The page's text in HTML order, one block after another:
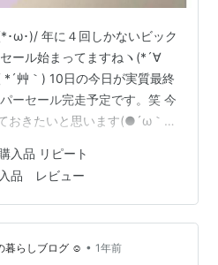
･ω･)/ 年に４回しかないビック
ール始まってますねヽ(*´∀
*´艸｀) 10日の今日が実質最終
ーセール完走予定です。笑 今
おきたいと思います(●´ω｀
on.hatenablog.com poteto-
ーパーセール購入品 ❶VTマス
❹洗濯洗剤 ❹消臭抗菌ビーズ
用…
入品 リピート
品 レビュー
暮らしブログ ☺︎ • 1年前